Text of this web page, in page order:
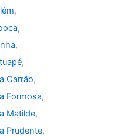
,
,
,
,
Carrão,
Formosa,
Matilde,
Prudente,